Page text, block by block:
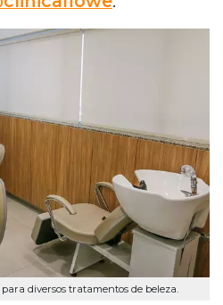
diversos tratamentos de beleza.